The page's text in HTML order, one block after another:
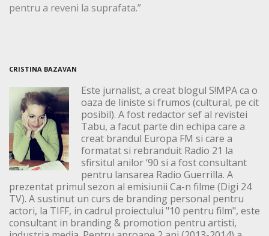
pentru a reveni la suprafata.”
CRISTINA BAZAVAN
Este jurnalist, a creat blogul S!MPA ca o
oaza de liniste si frumos (cultural, pe cit
posibil). A fost redactor sef al revistei
Tabu, a facut parte din echipa care a
creat brandul Europa FM si care a
formatat si rebranduit Radio 21 la
sfirsitul anilor ‘90 si a fost consultant
pentru lansarea Radio Guerrilla. A
prezentat primul sezon al emisiunii Ca-n filme (Digi 24
TV). A sustinut un curs de branding personal pentru
actori, la TIFF, in cadrul proiectului "10 pentru film", este
consultant in branding & promotion pentru artisti,